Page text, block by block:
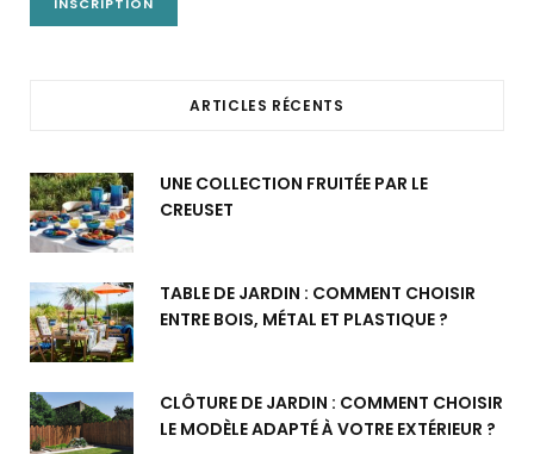
ARTICLES RÉCENTS
UNE COLLECTION FRUITÉE PAR LE
CREUSET
TABLE DE JARDIN : COMMENT CHOISIR
ENTRE BOIS, MÉTAL ET PLASTIQUE ?
CLÔTURE DE JARDIN : COMMENT CHOISIR
LE MODÈLE ADAPTÉ À VOTRE EXTÉRIEUR ?